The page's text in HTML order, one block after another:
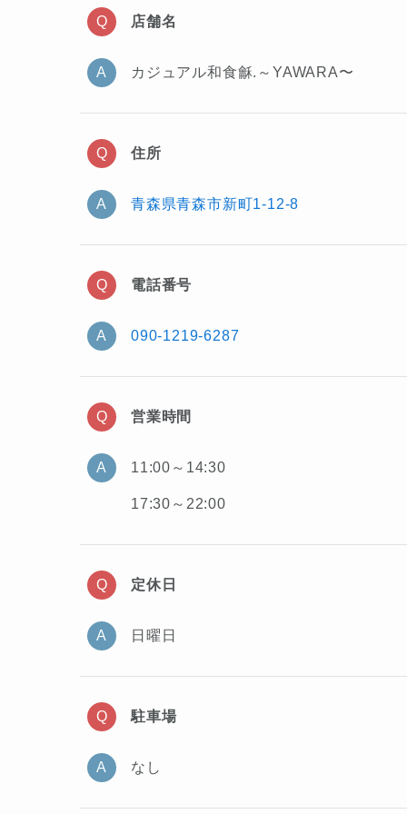
店舗名
カジュアル和食龢.～YAWARA〜
住所
青森県青森市新町1-12-8
電話番号
090-1219-6287
営業時間
11:00～14:30
17:30～22:00
定休日
日曜日
駐車場
なし